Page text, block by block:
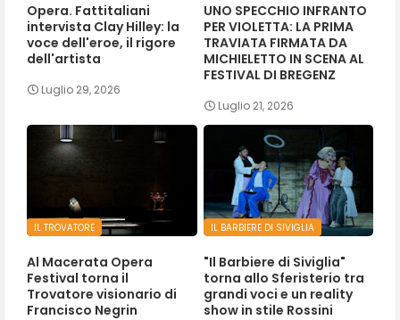
Opera. Fattitaliani
intervista Clay Hilley: la
voce dell'eroe, il rigore
dell'artista
Luglio 29, 2026
UNO SPECCHIO INFRANTO
PER VIOLETTA: LA PRIMA
TRAVIATA FIRMATA DA
MICHIELETTO IN SCENA AL
FESTIVAL DI BREGENZ
Luglio 21, 2026
IL TROVATORE
Al Macerata Opera
Festival torna il
Trovatore visionario di
Francisco Negrin
IL BARBIERE DI SIVIGLIA
"Il Barbiere di Siviglia"
torna allo Sferisterio tra
grandi voci e un reality
show in stile Rossini